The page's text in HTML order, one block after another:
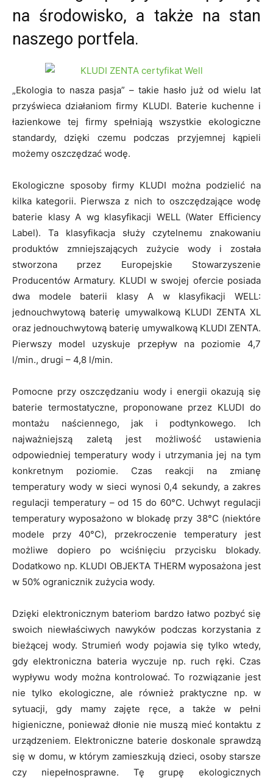
na środowisko, a także na stan
naszego portfela.
„Ekologia to nasza pasja” – takie hasło już od wielu lat
przyświeca działaniom firmy KLUDI. Baterie kuchenne i
łazienkowe tej firmy spełniają wszystkie ekologiczne
standardy, dzięki czemu podczas przyjemnej kąpieli
możemy oszczędzać wodę.
Ekologiczne sposoby firmy KLUDI można podzielić na
kilka kategorii. Pierwsza z nich to oszczędzające wodę
baterie klasy A wg klasyfikacji WELL (Water Efficiency
Label). Ta klasyfikacja służy czytelnemu znakowaniu
produktów zmniejszających zużycie wody i została
stworzona przez Europejskie Stowarzyszenie
Producentów Armatury. KLUDI w swojej ofercie posiada
dwa modele baterii klasy A w klasyfikacji WELL:
jednouchwytową baterię umywalkową KLUDI ZENTA XL
oraz jednouchwytową baterię umywalkową KLUDI ZENTA.
Pierwszy model uzyskuje przepływ na poziomie 4,7
l/min., drugi – 4,8 l/min.
Pomocne przy oszczędzaniu wody i energii okazują się
baterie termostatyczne, proponowane przez KLUDI do
montażu naściennego, jak i podtynkowego. Ich
najważniejszą zaletą jest możliwość ustawienia
odpowiedniej temperatury wody i utrzymania jej na tym
konkretnym poziomie. Czas reakcji na zmianę
temperatury wody w sieci wynosi 0,4 sekundy, a zakres
regulacji temperatury – od 15 do 60°C. Uchwyt regulacji
temperatury wyposażono w blokadę przy 38°C (niektóre
modele przy 40°C), przekroczenie temperatury jest
możliwe dopiero po wciśnięciu przycisku blokady.
Dodatkowo np. KLUDI OBJEKTA THERM wyposażona jest
w 50% ogranicznik zużycia wody.
Dzięki elektronicznym bateriom bardzo łatwo pozbyć się
swoich niewłaściwych nawyków podczas korzystania z
bieżącej wody. Strumień wody pojawia się tylko wtedy,
gdy elektroniczna bateria wyczuje np. ruch ręki. Czas
wypływu wody można kontrolować. To rozwiązanie jest
nie tylko ekologiczne, ale również praktyczne np. w
sytuacji, gdy mamy zajęte ręce, a także w pełni
higieniczne, ponieważ dłonie nie muszą mieć kontaktu z
urządzeniem. Elektroniczne baterie doskonale sprawdzą
się w domu, w którym zamieszkują dzieci, osoby starsze
czy niepełnosprawne. Tę grupę ekologicznych